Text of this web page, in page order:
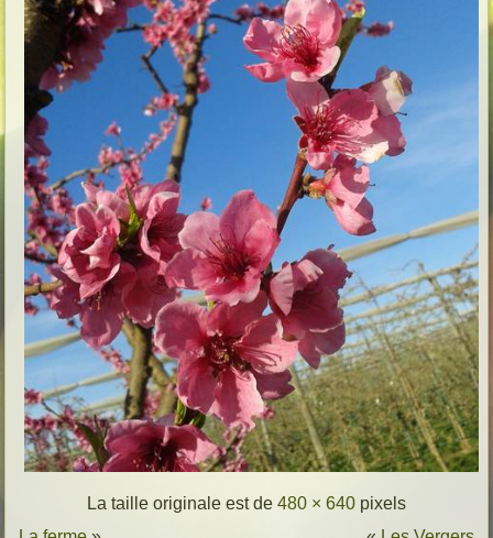
La taille originale est de 480 × 640 pixels